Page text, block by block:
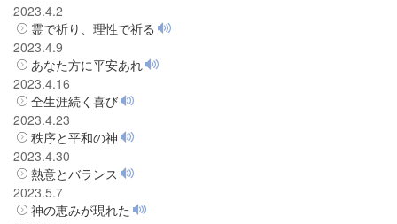
2023.4.2
霊で祈り、理性で祈る
2023.4.9
あなた方に平安あれ
2023.4.16
全生涯続く喜び
2023.4.23
秩序と平和の神
2023.4.30
熱意とバランス
2023.5.7
神の恵みが現れた